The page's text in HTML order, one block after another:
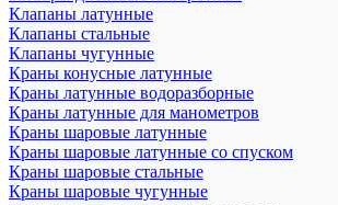
Клапаны латунные
Клапаны стальные
Клапаны чугунные
Краны конусные латунные
Краны латунные водоразборные
Краны латунные для манометров
Краны шаровые латунные
Краны шаровые латунные со спуском
Краны шаровые стальные
Краны шаровые чугунные